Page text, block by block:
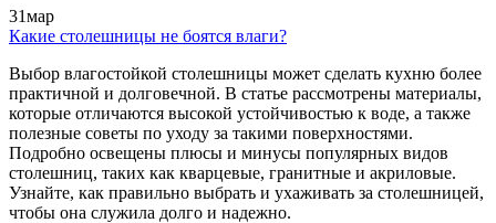
31мар
Какие столешницы не боятся влаги?
Выбор влагостойкой столешницы может сделать кухню более
практичной и долговечной. В статье рассмотрены материалы,
которые отличаются высокой устойчивостью к воде, а также
полезные советы по уходу за такими поверхностями.
Подробно освещены плюсы и минусы популярных видов
столешниц, таких как кварцевые, гранитные и акриловые.
Узнайте, как правильно выбрать и ухаживать за столешницей,
чтобы она служила долго и надежно.